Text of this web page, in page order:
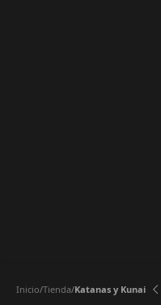
Inicio Tienda Katanas y Kunai